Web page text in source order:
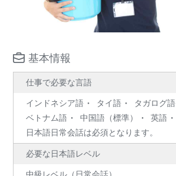
基本情報
仕事で必要な言語
インドネシア語 タイ語
タガログ語
ベトナム語
中国語（標準） 英語
日本語日常会話は必須となります。
必要な日本語レベル